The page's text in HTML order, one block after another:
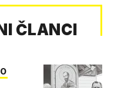
ČLANCI